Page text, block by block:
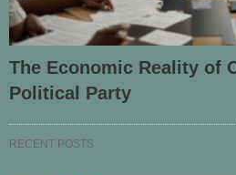
The Economic Reality of
Political Party
RECENT POSTS